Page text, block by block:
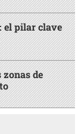
el pilar clave
de